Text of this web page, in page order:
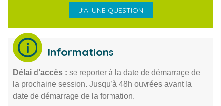
J'AI UNE QUESTION
Informations
Délai d’accès : se reporter à la date de démarrage de
la prochaine session. Jusqu’à 48h ouvrées avant la
date de démarrage de la formation.